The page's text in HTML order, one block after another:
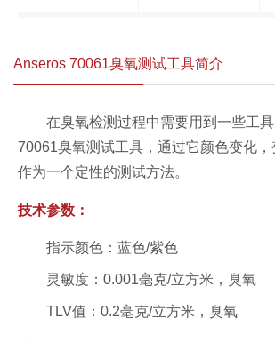
Anseros 70061臭氧测试工具简介
在臭氧检测过程中需要用到一些工
70061臭氧测试工具，通过它颜色变化，
作为一个定性的测试方法。
技术参数：
指示颜色：蓝色/紫色
灵敏度：0.001毫克/立方米，臭氧
TLV值：0.2毫克/立方米，臭氧